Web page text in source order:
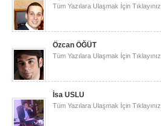
Tüm Yazılara Ulaşmak İçin Tıklayınız.
Özcan ÖĞÜT
Tüm Yazılara Ulaşmak İçin Tıklayınız.
İsa USLU
Tüm Yazılara Ulaşmak İçin Tıklayınız.